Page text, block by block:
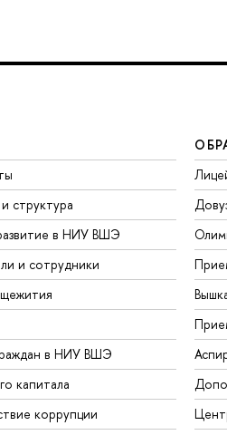
структура
в НИУ ВШЭ
и сотрудники
в НИУ ВШЭ
капитала
коррупции